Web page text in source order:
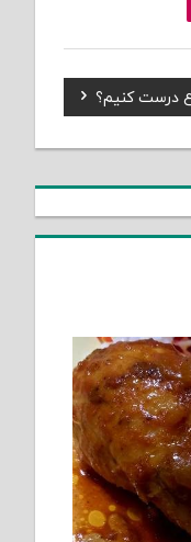
درست کنیم؟